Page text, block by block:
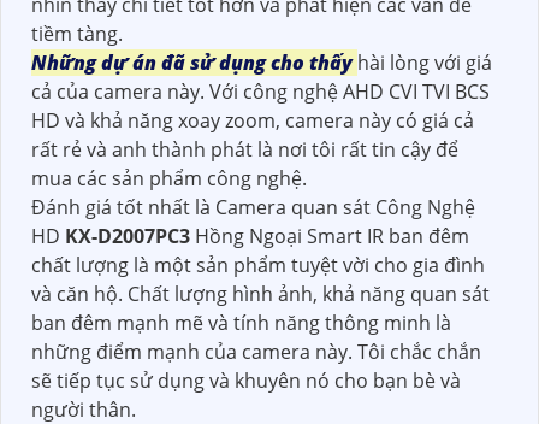
tiềm tàng.
Những dự án đã sử dụng cho thấyhài lòng với giá
cả của camera này. Với công nghệ AHD CVI TVI BCS
HD và khả năng xoay zoom, camera này có giá cả
rất rẻ và anh thành phát là nơi tôi rất tin cậy để
mua các sản phẩm công nghệ.
Đánh giá tốt nhất là Camera quan sát Công Nghệ
HD KX-D2007PC3 Hồng Ngoại Smart IR ban đêm
chất lượng là một sản phẩm tuyệt vời cho gia đình
và căn hộ. Chất lượng hình ảnh, khả năng quan sát
ban đêm mạnh mẽ và tính năng thông minh là
những điểm mạnh của camera này. Tôi chắc chắn
sẽ tiếp tục sử dụng và khuyên nó cho bạn bè và
người thân.